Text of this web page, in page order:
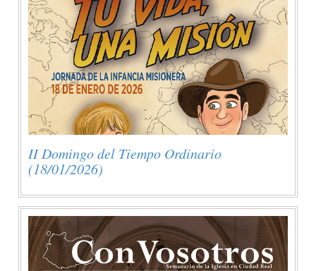
II Domingo del Tiempo Ordinario
(18/01/2026)